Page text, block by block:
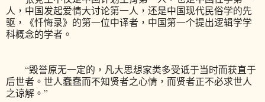
人，中国发起爱情大讨论第一人，还是中国现代民俗学的先
驱，《忏悔录》的第一位中译者，中国第一个提出逻辑学学
科概念的学者。
“毁誉原无一定的，凡大思想家类多受诋于当时而获直于
后世者。世人蠢蠢而不知贤者之心情，而贤者正不必求世人
之谅解。”